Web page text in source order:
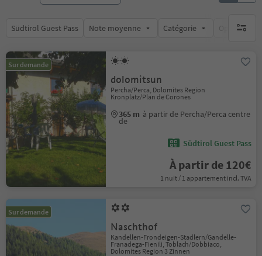
Südtirol Guest Pass Note moyenne Catégorie Options de
aucun
Sur demande
dolomitsun
Percha/Perca, Dolomites Region
Kronplatz/Plan de Corones
365 m à partir de Percha/Perca centre
de
Südtirol Guest Pass
À partir de 120€
1 nuit / 1 appartement incl. TVA
Sur demande
Naschthof
Kandellen-Frondeigen-Stadlern/Gandelle-
Franadega-Fienili, Toblach/Dobbiaco,
Dolomites Region 3 Zinnen